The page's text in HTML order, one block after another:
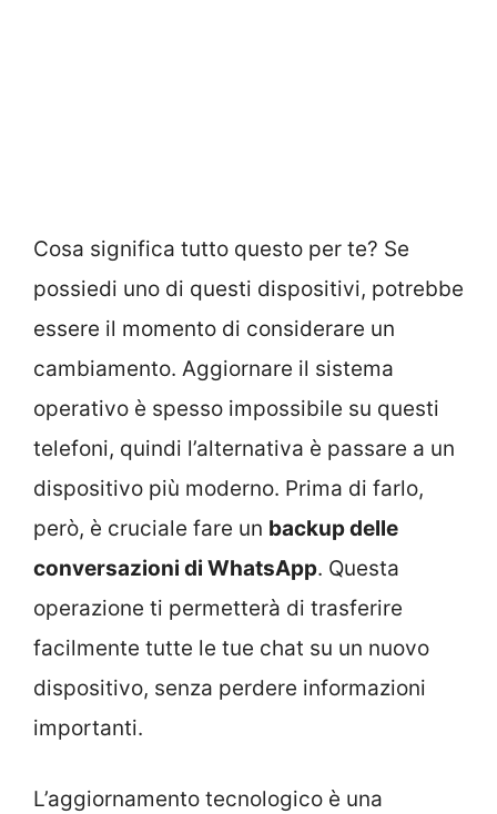
Cosa significa tutto questo per te? Se
possiedi uno di questi dispositivi, potrebbe
essere il momento di considerare un
cambiamento. Aggiornare il sistema
operativo è spesso impossibile su questi
telefoni, quindi l’alternativa è passare a un
dispositivo più moderno. Prima di farlo,
però, è cruciale fare un backup delle
conversazioni di WhatsApp. Questa
operazione ti permetterà di trasferire
facilmente tutte le tue chat su un nuovo
dispositivo, senza perdere informazioni
importanti.
L’aggiornamento tecnologico è una